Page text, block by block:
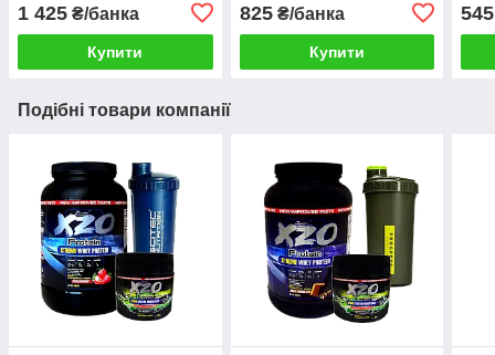
1 425 ₴/банка
Купити
825₴/банка
Купити
545
Подібні товари компанії